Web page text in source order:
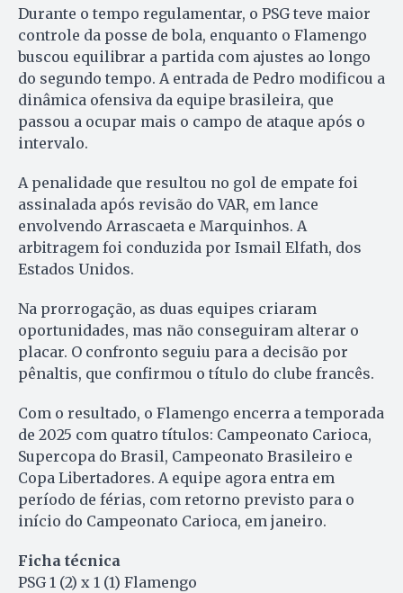
Durante o tempo regulamentar, o PSG teve maior
controle da posse de bola, enquanto o Flamengo
buscou equilibrar a partida com ajustes ao longo
do segundo tempo. A entrada de Pedro modificou a
dinâmica ofensiva da equipe brasileira, que
passou a ocupar mais o campo de ataque após o
intervalo.
A penalidade que resultou no gol de empate foi
assinalada após revisão do VAR, em lance
envolvendo Arrascaeta e Marquinhos. A
arbitragem foi conduzida por Ismail Elfath, dos
Estados Unidos.
Na prorrogação, as duas equipes criaram
oportunidades, mas não conseguiram alterar o
placar. O confronto seguiu para a decisão por
pênaltis, que confirmou o título do clube francês.
Com o resultado, o Flamengo encerra a temporada
de 2025 com quatro títulos: Campeonato Carioca,
Supercopa do Brasil, Campeonato Brasileiro e
Copa Libertadores. A equipe agora entra em
período de férias, com retorno previsto para o
início do Campeonato Carioca, em janeiro.
Ficha técnica
PSG 1 (2) x 1 (1) Flamengo